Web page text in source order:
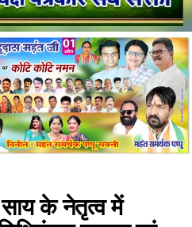
साय के नेतृत्व में